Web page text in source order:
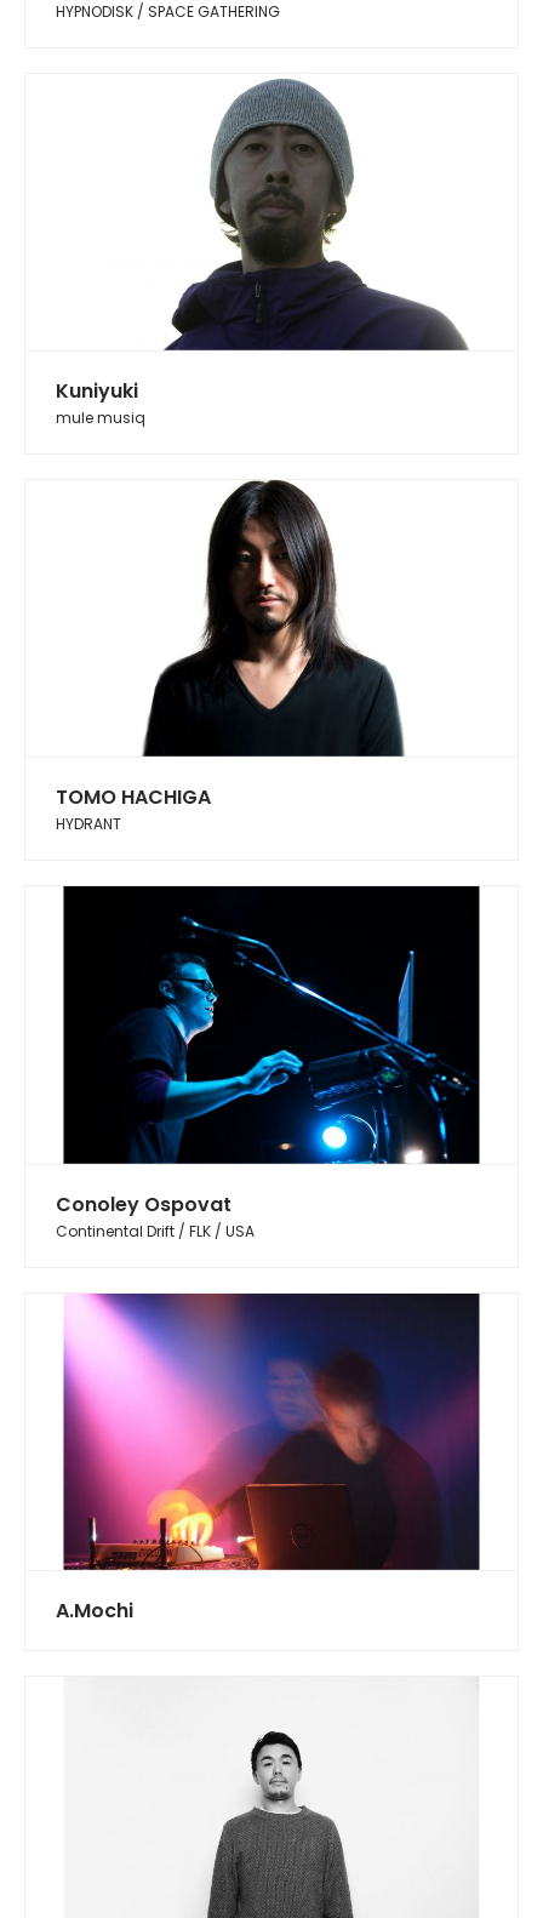
HYPNODISK / SPACE GATHERING
Kuniyuki
mule musiq
TOMO HACHIGA
HYDRANT
Conoley Ospovat
Continental Drift / FLK / USA
A.Mochi